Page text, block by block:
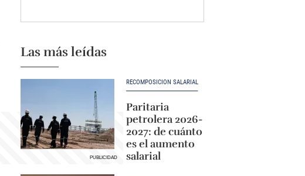
Las más leídas
RECOMPOSICIÓN SALARIAL
Paritaria
petrolera 2026-
2027: de cuánto
es el aumento
salarial